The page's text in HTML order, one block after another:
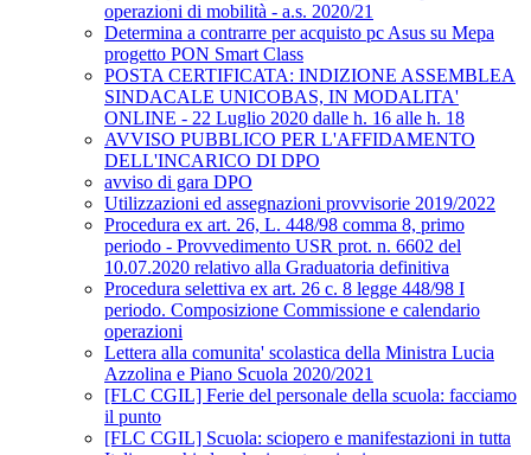
operazioni di mobilità - a.s. 2020/21
Determina a contrarre per acquisto pc Asus su Mepa
progetto PON Smart Class
POSTA CERTIFICATA: INDIZIONE ASSEMBLEA
SINDACALE UNICOBAS, IN MODALITA'
ONLINE - 22 Luglio 2020 dalle h. 16 alle h. 18
AVVISO PUBBLICO PER L'AFFIDAMENTO
DELL'INCARICO DI DPO
avviso di gara DPO
Utilizzazioni ed assegnazioni provvisorie 2019/2022
Procedura ex art. 26, L. 448/98 comma 8, primo
periodo - Provvedimento USR prot. n. 6602 del
10.07.2020 relativo alla Graduatoria definitiva
Procedura selettiva ex art. 26 c. 8 legge 448/98 I
periodo. Composizione Commissione e calendario
operazioni
Lettera alla comunita' scolastica della Ministra Lucia
Azzolina e Piano Scuola 2020/2021
[FLC CGIL] Ferie del personale della scuola: facciamo
il punto
[FLC CGIL] Scuola: sciopero e manifestazioni in tutta